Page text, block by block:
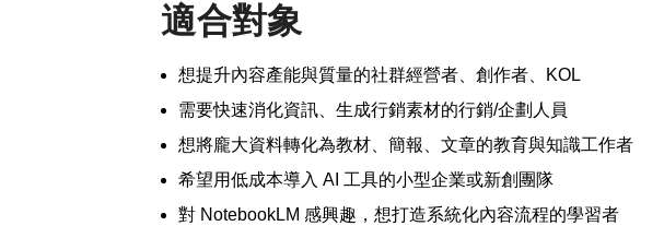
適合對象
想提升內容產能與質量的社群經營者、創作者、
KOL
需要快速消化資訊、生成行銷素材的行銷/企劃人員
想將龐大資料轉化為教材、簡報、文章的教育與知識工作者
希望用低成本導入 AI 工具的小型企業或新創團隊
對 NotebookLM感興趣，想打造系統化內容流程的學習者